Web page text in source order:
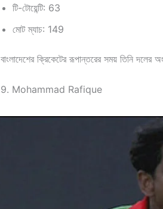
টি-টোয়েন্টি: 63
মোট ম্যাচ: 149
বাংলাদেশের ক্রিকেটের রূপান্তরের সময় তিনি দলের
9. Mohammad Rafique